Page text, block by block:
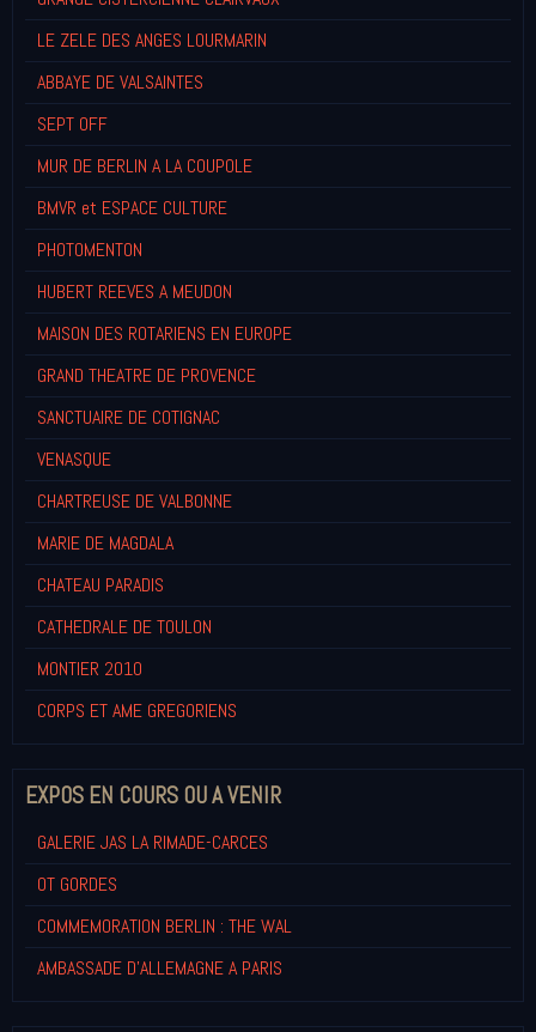
LE ZELE DES ANGES LOURMARIN
ABBAYE DE VALSAINTES
SEPT OFF
MUR DE BERLIN A LA COUPOLE
BMVR et ESPACE CULTURE
PHOTOMENTON
HUBERT REEVES A MEUDON
MAISON DES ROTARIENS EN EUROPE
GRAND THEATRE DE PROVENCE
SANCTUAIRE DE COTIGNAC
VENASQUE
CHARTREUSE DE VALBONNE
MARIE DE MAGDALA
CHATEAU PARADIS
CATHEDRALE DE TOULON
MONTIER 2010
CORPS ET AME GREGORIENS
EXPOS EN COURS OU A VENIR
GALERIE JAS LA RIMADE-CARCES
OT GORDES
COMMEMORATION BERLIN : THE WAL
AMBASSADE D'ALLEMAGNE A PARIS